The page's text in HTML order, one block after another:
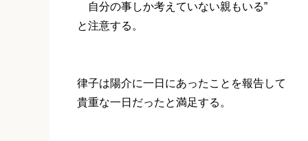
自分の事しか考えていない親もいる”
と注意する。
律子は陽介に一日にあったことを報告して
貴重な一日だったと満足する。